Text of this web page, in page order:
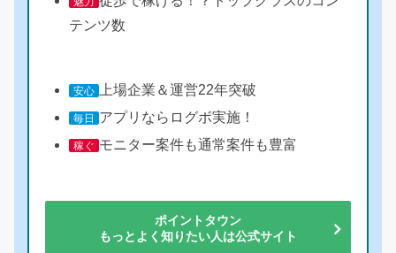
テンツ数
安心 上場企業＆運営22年突破
毎日 アプリならログボ実施！
稼ぐ モニター案件も通常案件も豊富
ポイントタウン
もっとよく知りたい人は公式サイト